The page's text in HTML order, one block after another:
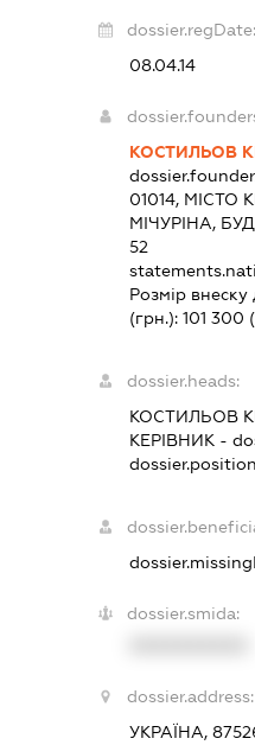
dossier.regDate:
08.04.14
КОСТИЛЬОВ
01014, МІСТО
МІЧУРІНА,
52
Розмір
(грн.):101 300
dossier.heads:
КОСТИЛЬОВ
КЕРІВНИК -
dossier.smida:
dossier.address:
УКРАЇНА,